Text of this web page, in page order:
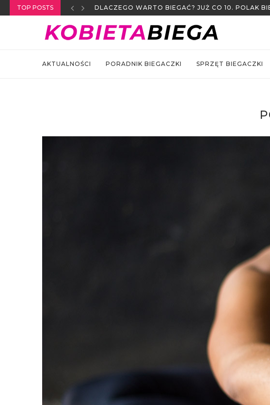
TOP POSTS DLACZEGO WARTO BIEGAĆ? JUŻ CO 10. POLAK
AKTUALNOŚCI PORADNIK BIEGACZKI SPRZĘT BIEGACZKI